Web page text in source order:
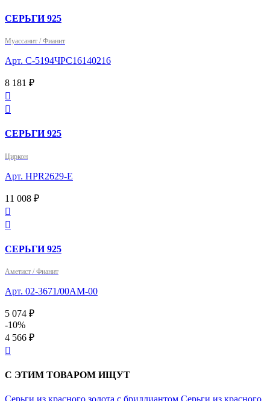
СЕРЬГИ 925
Муассанит / Фианит
Арт. С-5194ЧРС16140216
8 181 ₽


СЕРЬГИ 925
Циркон
Арт. HPR2629-E
11 008 ₽


СЕРЬГИ 925
Аметист / Фианит
Арт. 02-3671/00АМ-00
5 074 ₽
-10%
4 566 ₽

С ЭТИМ ТОВАРОМ ИЩУТ
Серьги из красного золота с бриллиантом Серьги из красного